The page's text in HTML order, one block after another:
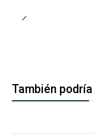
También